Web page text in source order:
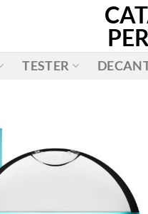
TESTER
AÑADIR
A LA
LISTA